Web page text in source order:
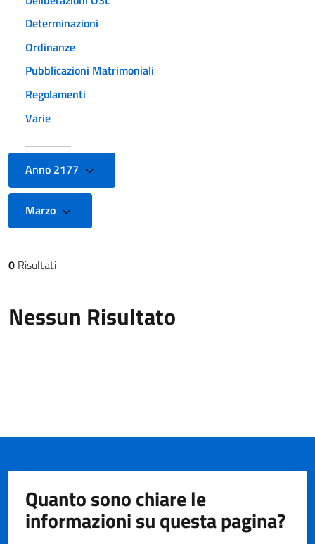
Determinazioni
Ordinanze
Pubblicazioni Matrimoniali
Regolamenti
Varie
Anno 2177
Marzo
Risultati di ricerca
0 Risultati
Nessun Risultato
Quanto sono chiare le
informazioni su questa pagina?